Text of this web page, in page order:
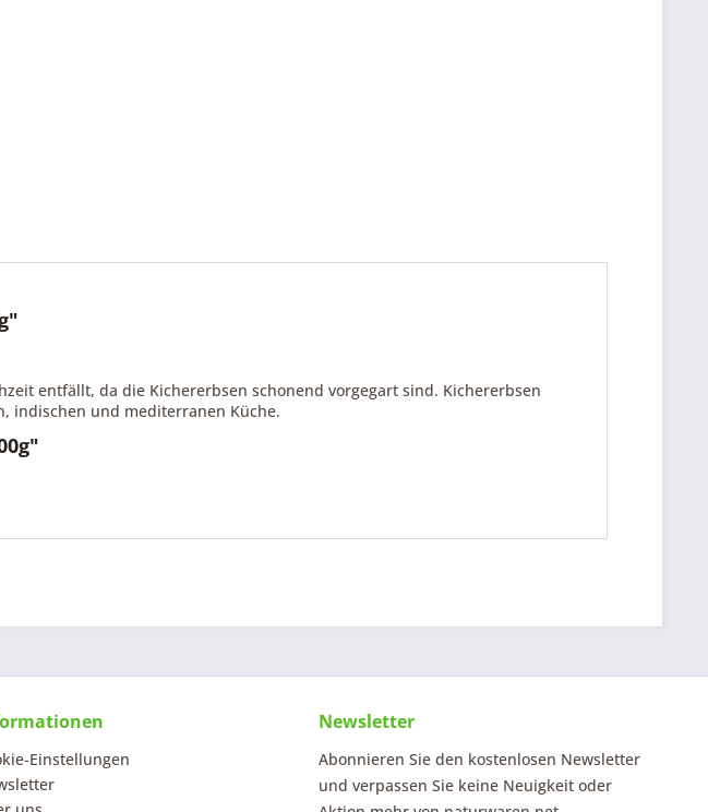
entfällt, da die Kichererbsen schonend vorgegart sind. Kichererbsen
indischen und mediterranen Küche.
Einstellungen
Newsletter
Abonnieren Sie den kostenlosen Newsletter
und verpassen Sie keine Neuigkeit oder